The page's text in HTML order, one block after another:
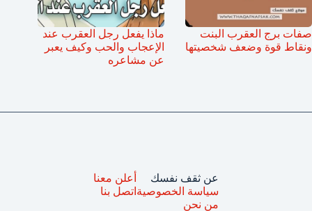
صفات برج العقرب البنت
ونقاط قوة وضعف شخصيتها
ماذا يفعل رجل العقرب عند
الإعجاب والحب وكيف يعبر
عن مشاعره
عن ثقف نفسك
سياسة الخصوصية
من نحن
أعلن معنا
اتصل بنا